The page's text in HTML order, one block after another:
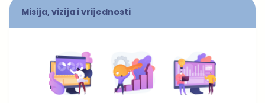
Misija, vizija i vrijednosti